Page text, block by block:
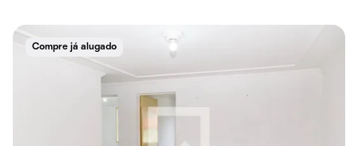
Compre já alugado